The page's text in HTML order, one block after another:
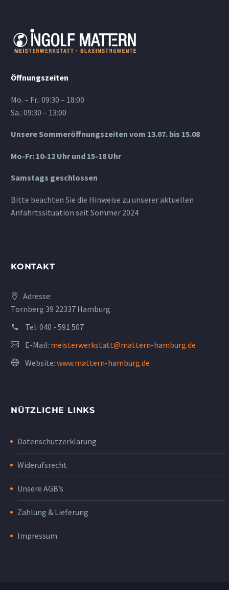
Öffnungszeiten
Mo. – Fr.: 09:30 – 18:00
Sa.: 09:30 – 13:00
Unsere Sommeröffnungszeiten vom 13.07. bis 15.08
Mo-Fr: 10-12 Uhr und 15-18 Uhr
Samstags geschlossen
Bitte beachten Sie die Hinweise zu unserer aktuellen
Anfahrtssituation seit Sommer 2024
KONTAKT
Adresse:
Tornberg 39 22337 Hamburg
Tel: 040 - 591 507
E-Mail: meisterwerkstatt@mattern-hamburg.de
Website: www.mattern-hamburg.de
NÜTZLICHE LINKS
Datenschutzerklärung
Widerufsrecht
Unsere AGB’s
Zahlung & Lieferung
Impressum